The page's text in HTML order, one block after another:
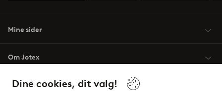
Dine cookies, dit valg!
Mine sider
Om Jotex
Vilkår